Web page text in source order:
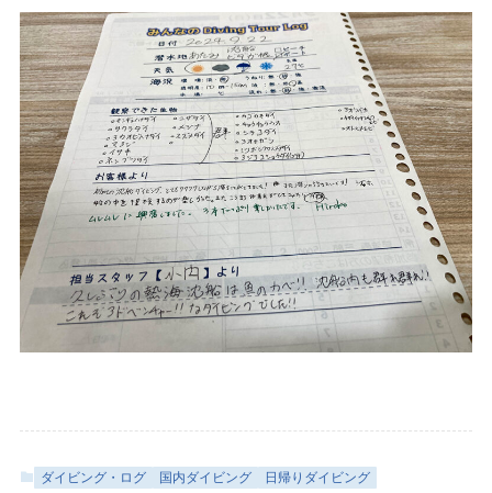
ダイビング・ログ 国内ダイビング 日帰りダイビング